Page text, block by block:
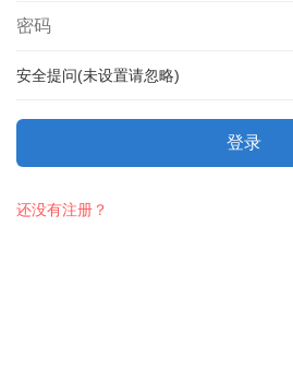
安全提问(未设置请忽略)
登录
还没有注册？